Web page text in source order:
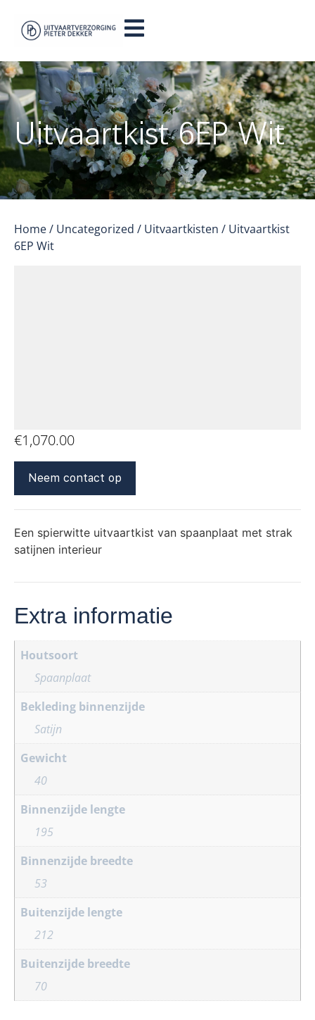
Uitvaartkist 6EP Wit
Home/ Uncategorized / Uitvaartkisten / Uitvaartkist
6EP Wit
€1,070.00
Neem contact op
Een spierwitte uitvaartkist van spaanplaat met strak
satijnen interieur
Extra informatie
Houtsoort
Spaanplaat
Bekleding binnenzijde
Satijn
Gewicht
40
Binnenzijde lengte
195
Binnenzijde breedte
53
Buitenzijde lengte
212
Buitenzijde breedte
70